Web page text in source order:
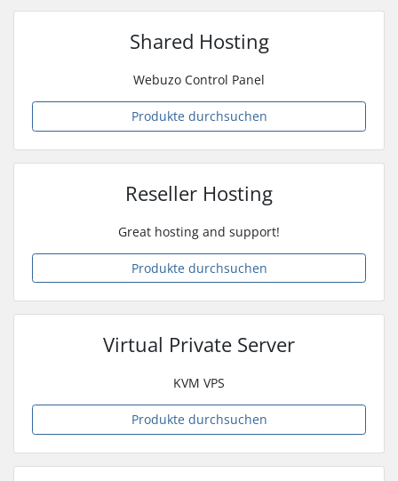
Shared Hosting
Webuzo Control Panel
Produkte durchsuchen
Reseller Hosting
Great hosting and support!
Produkte durchsuchen
Virtual Private Server
KVM VPS
Produkte durchsuchen